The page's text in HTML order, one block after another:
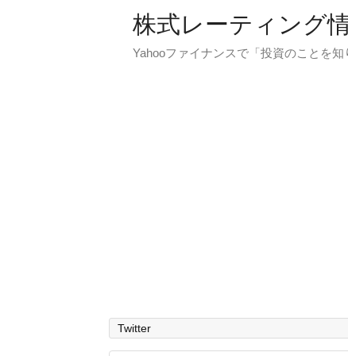
株式レーティング
Yahooファイナンスで「投資のことを
Twitter